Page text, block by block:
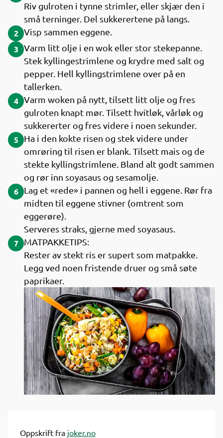
Riv gulroten i tynne strimler, eller skjær den i
små terninger. Del sukkerertene på langs.
2 Visp sammen eggene.
3 Varm litt olje i en wok eller stor stekepanne.
Stek kyllingestrimlene og krydre med salt og
pepper. Hell kyllingstrimlene over på en
tallerken.
4 Varm woken på nytt, tilsett litt olje og fres
gulroten knapt mør. Tilsett hvitløk, vårløk og
sukkererter og fres videre i noen sekunder.
5 Ha i den kokte risen og stek videre under
omrøring til risen er blank. Tilsett mais og de
stekte kyllingstrimlene. Bland alt godt sammen
og rør inn soyasaus og sesamolje.
6 Lag et «rede» i pannen og hell i eggene. Rør fra
midten til eggene stivner (omtrent som
eggerøre).
Serveres straks, gjerne med soyasaus.
7 MATPAKKETIPS:
Rester av stekt ris er supert som matpakke.
Legg ved noen fristende druer og små søte
paprikaer.
Oppskrift fra joker.no